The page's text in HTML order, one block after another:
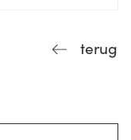
terug